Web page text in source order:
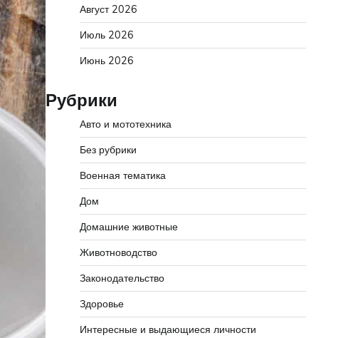
Август 2026
Июль 2026
Июнь 2026
Рубрики
Авто и мототехника
Без рубрики
Военная тематика
Дом
Домашние животные
Животноводство
Законодательство
Здоровье
Интересные и выдающиеся личности